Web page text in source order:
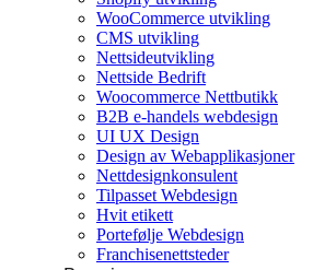
WooCommerce utvikling
CMS utvikling
Nettsideutvikling
Nettside Bedrift
Woocommerce Nettbutikk
B2B e-handels webdesign
UI UX Design
Design av Webapplikasjoner
Nettdesignkonsulent
Tilpasset Webdesign
Hvit etikett
Portefølje Webdesign
Franchisenettsteder
E-handelsløsning
Woocommerce Nettbutikk
Shopify utvikling
WooCommerce utvikling
Betjener
WordPress
Shopify Nettbutikk
BigCommerce
Byggetjenester
Byggefirmaer